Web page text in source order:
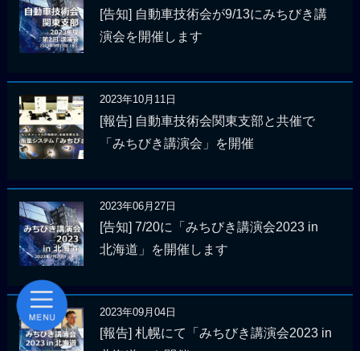
[告知] 自動車技術会が9/13にみちびき講
演会を開催します
2023年10月11日
[報告] 自動車技術会関東支部と共催で
「みちびき講演会」を開催
2023年06月27日
[告知] 7/20に「みちびき講演会2023 in
北海道」を開催します
2023年09月04日
[報告] 札幌にて「みちびき講演会2023 in